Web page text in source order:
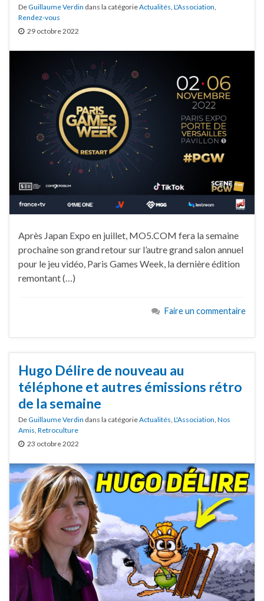
DeGuillaume Verdin dans la catégorieActualités, L'Association,
Rendez-vous
29 octobre 2022
Après Japan Expo en juillet, MO5.COM fera la semaine
prochaine son grand retour sur l’autre grand salon annuel
pour le jeu vidéo, Paris Games Week, la dernière édition
remontant (…)
Faire un commentaire
Hugo Délire de nouveau au
téléphone et autres émissions rétro
de la semaine
DeGuillaume Verdin dans la catégorieActualités, L'Association, Nos
Amis, Retroculture
23 octobre 2022